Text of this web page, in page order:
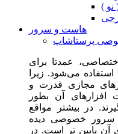
نو )
هاست و سرور
پرستاشاپ
عمدتا برای
می‌شود. زیرا
مجازی قدرت و
افزارهای آن بطور
در بیشتر مواقع
سرور خصوصی دیده
آن پایین تر است. در